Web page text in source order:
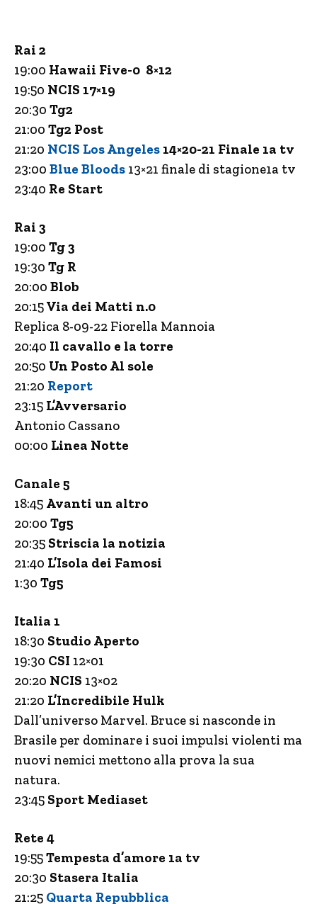
Rai 2
19:00 Hawaii Five-0 8×12
19:50 NCIS 17×19
20:30 Tg2
21:00 Tg2 Post
21:20 NCIS Los Angeles 14×20-21 Finale 1a tv
23:00 Blue Bloods 13×21 finale di stagione1a tv
23:40 Re Start
Rai 3
19:00 Tg 3
19:30 Tg R
20:00 Blob
20:15Via dei Matti n.0
Replica 8-09-22 Fiorella Mannoia
20:40 Il cavallo e la torre
20:50 Un Posto Al sole
21:20 Report
23:15 L’Avversario
Antonio Cassano
00:00 Linea Notte
Canale 5
18:45 Avanti un altro
20:00 Tg5
20:35 Striscia la notizia
21:40 L’Isola dei Famosi
1:30 Tg5
Italia 1
18:30 Studio Aperto
19:30 CSI 12×01
20:20 NCIS 13×02
21:20 L’Incredibile Hulk
Dall’universo Marvel. Bruce si nasconde in
Brasile per dominare i suoi impulsi violenti ma
nuovi nemici mettono alla prova la sua
natura.
23:45 Sport Mediaset
Rete 4
19:55Tempesta d’amore 1a tv
20:30 Stasera Italia
21:25 Quarta Repubblica